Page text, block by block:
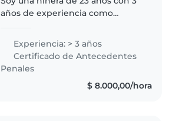
años de experiencia como
Soy paciente, empática y
responsable, lo que me hace una
cuidadora..
Experiencia: > 3 años
Certificado de Antecedentes
Penales
$ 8.000,00/hora